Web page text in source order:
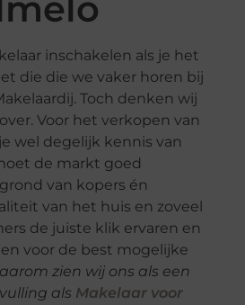
inschakelen als je het
die die we vaker horen bij
Toch denken wij
Voor het verkopen van
wel degelijk kennis van
de markt goed
van kopers én
van het huis en zoveel
de juiste klik ervaren en
voor de best mogelijke
zien wij ons als een
als Makelaar voor